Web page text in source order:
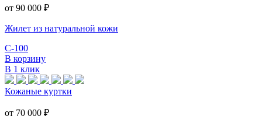
от 90 000 ₽
Жилет из натуральной кожи
С-100
В корзину
В 1 клик
Кожаные куртки
от 70 000 ₽